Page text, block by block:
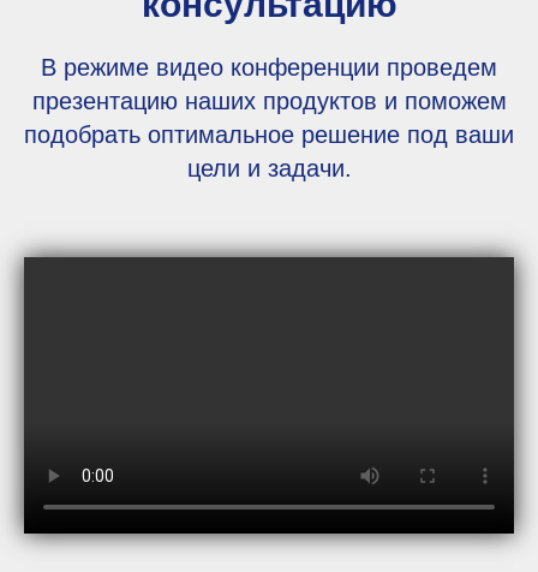
В режиме видео конференции проведем
презентацию наших продуктов и поможем
подобрать оптимальное решение под ваши
цели и задачи.